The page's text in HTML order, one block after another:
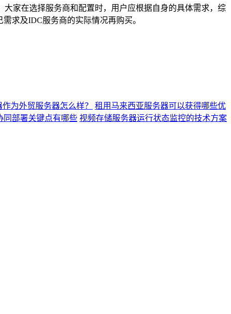
家在选择服务商和配置时，用户应根据自身的具体需求，综
需求及IDC服务商的实际情况再购买。
为外贸服务器怎么样？
租用马来西亚服务器可以获得哪些优
同部署关键点有哪些 视频存储服务器运行状态监控的技术方案